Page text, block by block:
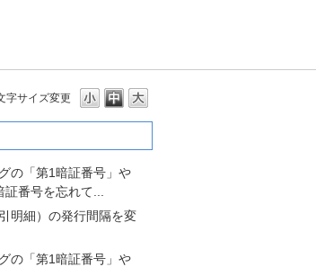
字サイズ変更
の「第1暗証番号」や
証番号を忘れて...
明細）の発行間隔を変
の「第1暗証番号」や